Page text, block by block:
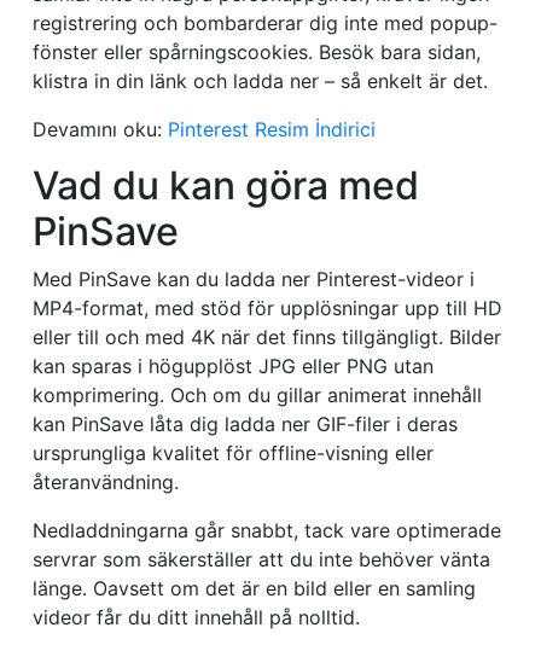
registrering och bombarderar dig inte med popup-
fönster eller spårningscookies. Besök bara sidan,
klistra in din länk och ladda ner – så enkelt är det.
Devamını oku: Pinterest Resim İndirici
Vad du kan göra med
PinSave
Med PinSave kan du ladda ner Pinterest-videor i
MP4-format, med stöd för upplösningar upp till HD
eller till och med 4K när det finns tillgängligt. Bilder
kan sparas i högupplöst JPG eller PNG utan
komprimering. Och om du gillar animerat innehåll
kan PinSave låta dig ladda ner GIF-filer i deras
ursprungliga kvalitet för offline-visning eller
återanvändning.
Nedladdningarna går snabbt, tack vare optimerade
servrar som säkerställer att du inte behöver vänta
länge. Oavsett om det är en bild eller en samling
videor får du ditt innehåll på nolltid.